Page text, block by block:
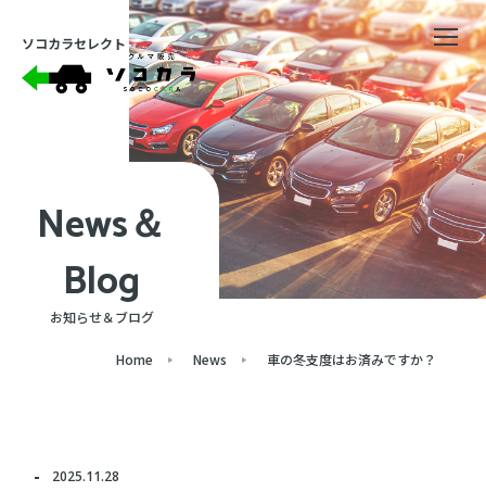
ソコカラセレクト
News＆
Blog
お知らせ＆ブログ
Home News 車の冬支度はお済みですか？
2025.11.28